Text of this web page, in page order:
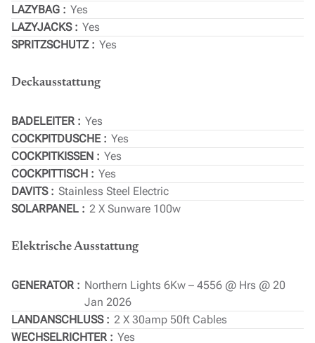
LAZYBAG
Yes
LAZYJACKS
Yes
SPRITZSCHUTZ
Yes
Deckausstattung
BADELEITER
Yes
COCKPITDUSCHE
Yes
COCKPITKISSEN
Yes
COCKPITTISCH
Yes
DAVITS
Stainless Steel Electric
SOLARPANEL
2 X Sunware 100w
Elektrische Ausstattung
GENERATOR
Northern Lights 6Kw – 4556 @ Hrs @ 20
Jan 2026
LANDANSCHLUSS
2 X 30amp 50ft Cables
WECHSELRICHTER
Yes